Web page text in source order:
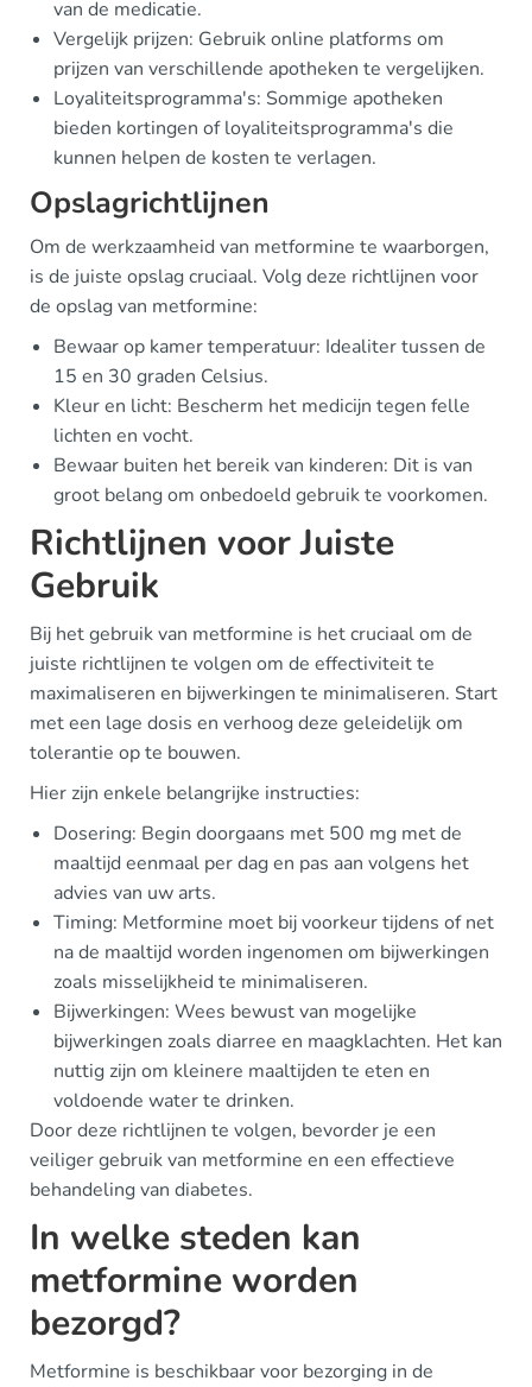
van de medicatie.
Vergelijk prijzen: Gebruik online platforms om
prijzen van verschillende apotheken te vergelijken.
Loyaliteitsprogramma's: Sommige apotheken
bieden kortingen of loyaliteitsprogramma's die
kunnen helpen de kosten te verlagen.
Opslagrichtlijnen
Om de werkzaamheid van metformine te waarborgen,
is de juiste opslag cruciaal. Volg deze richtlijnen voor
de opslag van metformine:
Bewaar op kamer temperatuur: Idealiter tussen de
15 en 30 graden Celsius.
Kleur en licht: Bescherm het medicijn tegen felle
lichten en vocht.
Bewaar buiten het bereik van kinderen: Dit is van
groot belang om onbedoeld gebruik te voorkomen.
Richtlijnen voor Juiste
Gebruik
Bij het gebruik van metformine is het cruciaal om de
juiste richtlijnen te volgen om de effectiviteit te
maximaliseren en bijwerkingen te minimaliseren. Start
met een lage dosis en verhoog deze geleidelijk om
tolerantie op te bouwen.
Hier zijn enkele belangrijke instructies:
Dosering: Begin doorgaans met 500 mg met de
maaltijd eenmaal per dag en pas aan volgens het
advies van uw arts.
Timing: Metformine moet bij voorkeur tijdens of net
na de maaltijd worden ingenomen om bijwerkingen
zoals misselijkheid te minimaliseren.
Bijwerkingen: Wees bewust van mogelijke
bijwerkingen zoals diarree en maagklachten. Het kan
nuttig zijn om kleinere maaltijden te eten en
voldoende water te drinken.
Door deze richtlijnen te volgen, bevorder je een
veiliger gebruik van metformine en een effectieve
behandeling van diabetes.
In welke steden kan
metformine worden
bezorgd?
Metformine is beschikbaar voor bezorging in de